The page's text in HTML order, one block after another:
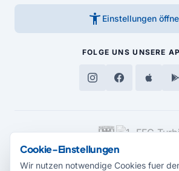
accessibility_new Einstellungen
FOLGE UNS UNSERE
MEDIENPARTNER
Cookie-Einstellungen
Wir nutzen notwendige Cookies fuer